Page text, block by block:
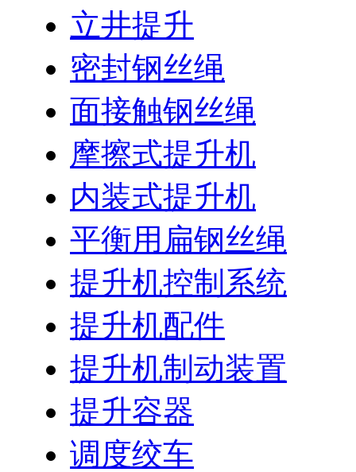
立井提升
密封钢丝绳
面接触钢丝绳
摩擦式提升机
内装式提升机
平衡用扁钢丝绳
提升机控制系统
提升机配件
提升机制动装置
提升容器
调度绞车